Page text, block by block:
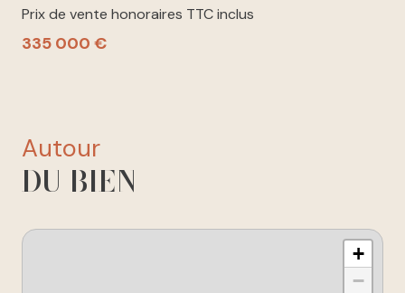
Prix de vente honoraires TTC inclus
335 000 €
autour
DU BIEN
+
−